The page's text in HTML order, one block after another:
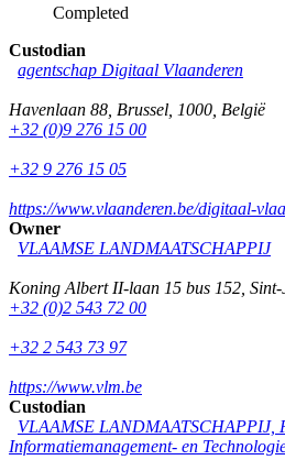
Completed
Custodian
agentschap Digitaal Vlaanderen
Havenlaan 88 Brussel 1000 België
+32 (0)9 276 15 00
+32 9 276 15 05
https://www.vlaanderen.be/digitaal-
Owner
VLAAMSE LANDMAATSCHAPPIJ
Koning Albert II-laan 15 bus 152
+32 (0)2 543 72 00
+32 2 543 73 97
https://www.vlm.be
Custodian
VLAAMSE LANDMAATSCHAPPIJ,
Informatiemanagement- en